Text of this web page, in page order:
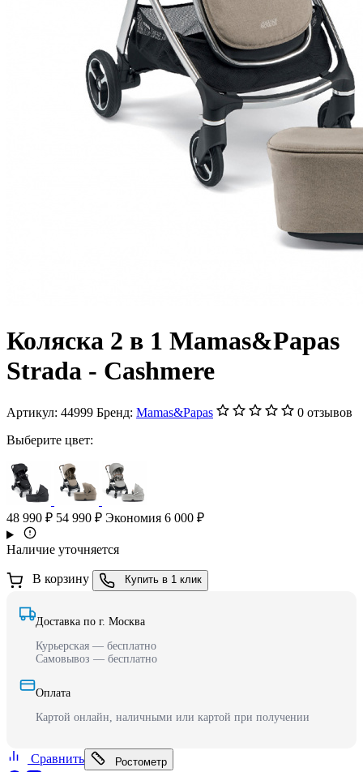
Коляска 2 в 1 Mamas&Papas
Strada - Cashmere
Артикул: 44999 Бренд: Mamas&Papas
0 отзывов
Выберите цвет:
48 990 ₽ 54 990 ₽ Экономия 6 000 ₽
Наличие уточняется
В корзину Купить в 1 клик
Доставка по г. Москва
Курьерская — бесплатно
Самовывоз — бесплатно
Оплата
Картой онлайн, наличными или картой при получении
Сравнить Ростометр